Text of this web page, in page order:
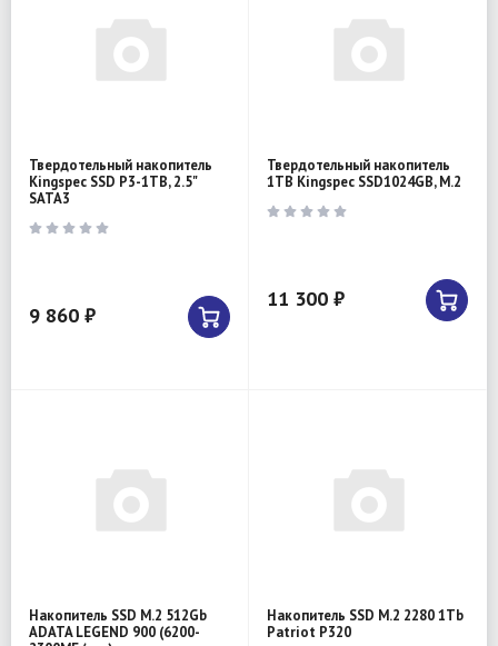
Твердотельный накопитель
Kingspec SSD P3-1TB, 2.5"
SATA3
9 860 ₽
Твердотельный накопитель
1TB Kingspec SSD1024GB, M.2
11 300 ₽
Накопитель SSD M.2 512Gb
ADATA LEGEND 900 (6200-
Накопитель SSD M.2 2280 1Tb
Patriot P320